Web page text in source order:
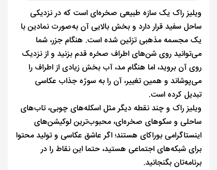
ویلیز راک یک سازه طبیعی صخره‌ای است که در نزدیکی
ساحل سفید قرار دارد و بخش بالایی آن به‌صورت نمادین با
یک مجسمه مذهبی تزئین شده است. هنگام جزر، شما
می‌توانید روی شن‌های اطراف صخره قدم بزنید و از نزدیک
روی آن بروید، اما هنگام مد، آب بخش زیادی از اطراف را
می‌پوشاند و همین تغییر، آن را به سوژه جذاب عکاسی
تبدیل کرده است.
ویلیز راک و چند نقطه دیگر مثل اسکله‌های چوبی، تاب‌های
ساحلی و سکوهای صخره‌ای، محبوب‌ترین لوکیشن‌های
اینستاگرامی بوراکای هستند؛ اگر عاشق عکاسی و تولید محتوا
برای شبکه‌های اجتماعی هستید، حتما این نقاط را در
برنامه‌تان بگنجانید.